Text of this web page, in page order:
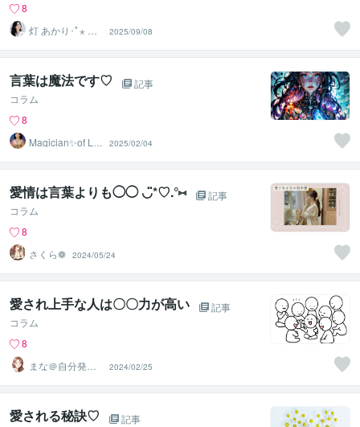
8
灯 あかり･ﾟ⋆ 想
いと流れを結ぶ
鑑定士
2025/09/08
言葉は魔法です♡
記事
コラム
8
Magician✨of Lo
ve♡みつき
2025/02/04
愛情は言葉よりも◯◯ ◡̈*♡.°⑅
記事
コラム
8
さくら❁ 2024/05/24
愛され上手な人は〇〇力が高い
記事
コラム
8
まな＠自分発掘
コーチング
2024/02/25
愛される秘訣♡
記事